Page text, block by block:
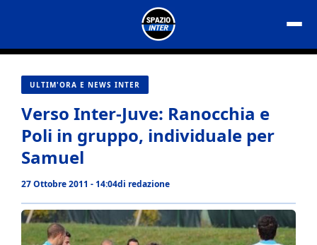
contenuto
ULTIM'ORA E NEWS INTER
Verso Inter-Juve: Ranocchia e
Poli in gruppo, individuale per
Samuel
27 Ottobre 2011 - 14:04di redazione